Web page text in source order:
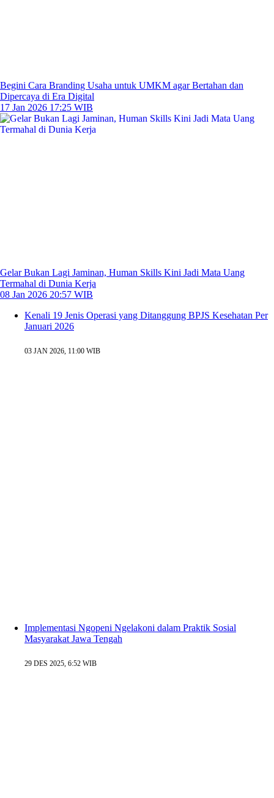
Begini Cara Branding Usaha untuk UMKM agar Bertahan dan
Dipercaya di Era Digital
17 Jan 2026 17:25 WIB
Gelar Bukan Lagi Jaminan, Human Skills Kini Jadi Mata Uang
Termahal di Dunia Kerja
08 Jan 2026 20:57 WIB
Kenali 19 Jenis Operasi yang Ditanggung BPJS Kesehatan Per
Januari 2026
03 JAN 2026, 11:00 WIB
Implementasi Ngopeni Ngelakoni dalam Praktik Sosial
Masyarakat Jawa Tengah
29 DES 2025, 6:52 WIB